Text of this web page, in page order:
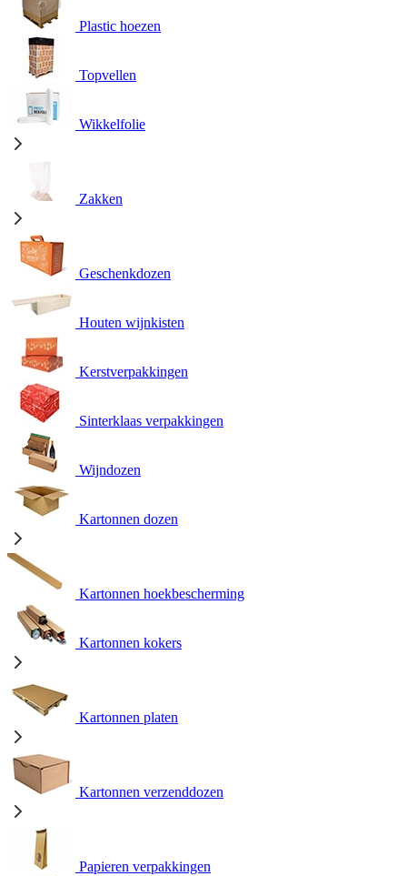
Plastic hoezen
Topvellen
Wikkelfolie
Zakken
Geschenkdozen
Houten wijnkisten
Kerstverpakkingen
Sinterklaas verpakkingen
Wijndozen
Kartonnen dozen
Kartonnen hoekbescherming
Kartonnen kokers
Kartonnen platen
Kartonnen verzenddozen
Papieren verpakkingen